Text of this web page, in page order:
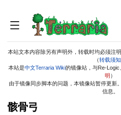
本站文本内容除另有声明外，转载时均必须注
（转载须知
本站是中文Terraria Wiki的镜像站，与Re-Logic
明 ）
由于镜像同步脚本的问题，本镜像站暂停更新
信息。
骸骨弓